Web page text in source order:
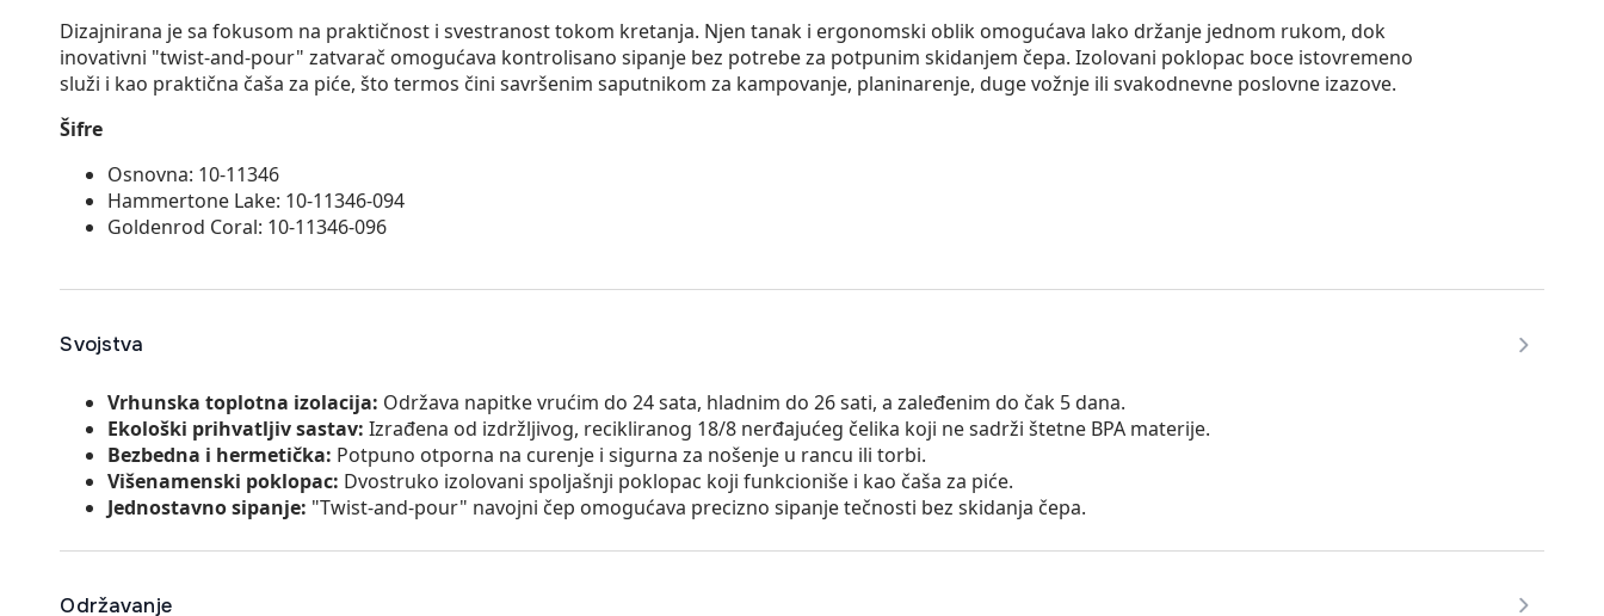
Dizajnirana je sa fokusom na praktičnost i svestranost tokom kretanja. Njen tanak i ergonomski oblik omogućava lako držanje jednom rukom, dok
inovativni "twist-and-pour" zatvarač omogućava kontrolisano sipanje bez potrebe za potpunim skidanjem čepa. Izolovani poklopac boce istovremeno
služi i kao praktična čaša za piće, što termos čini savršenim saputnikom za kampovanje, planinarenje, duge vožnje ili svakodnevne poslovne izazove.
Šifre
Osnovna: 10-11346
Hammertone Lake: 10-11346-094
Goldenrod Coral: 10-11346-096
Svojstva
Vrhunska toplotna izolacija: Održava napitke vrućim do 24 sata, hladnim do 26 sati, a zaleđenim do čak 5 dana.
Ekološki prihvatljiv sastav: Izrađena od izdržljivog, recikliranog 18/8 nerđajućeg čelika koji ne sadrži štetne BPA materije.
Bezbedna i hermetička: Potpuno otporna na curenje i sigurna za nošenje u rancu ili torbi.
Višenamenski poklopac: Dvostruko izolovani spoljašnji poklopac koji funkcioniše i kao čaša za piće.
Jednostavno sipanje: "Twist-and-pour" navojni čep omogućava precizno sipanje tečnosti bez skidanja čepa.
Održavanje